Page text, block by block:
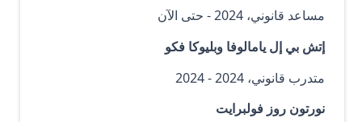
مساعد قانوني، 2024 - حتى الآن
إتش بي إل يامالوفا وبليوكا فكو
متدرب قانوني، 2024 - 2024
نورتون روز فولبرايت